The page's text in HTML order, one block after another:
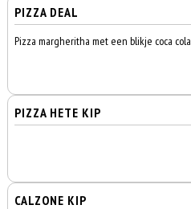
PIZZA DEAL
Pizza margheritha met een blikje coca cola
PIZZA HETE KIP
CALZONE KIP